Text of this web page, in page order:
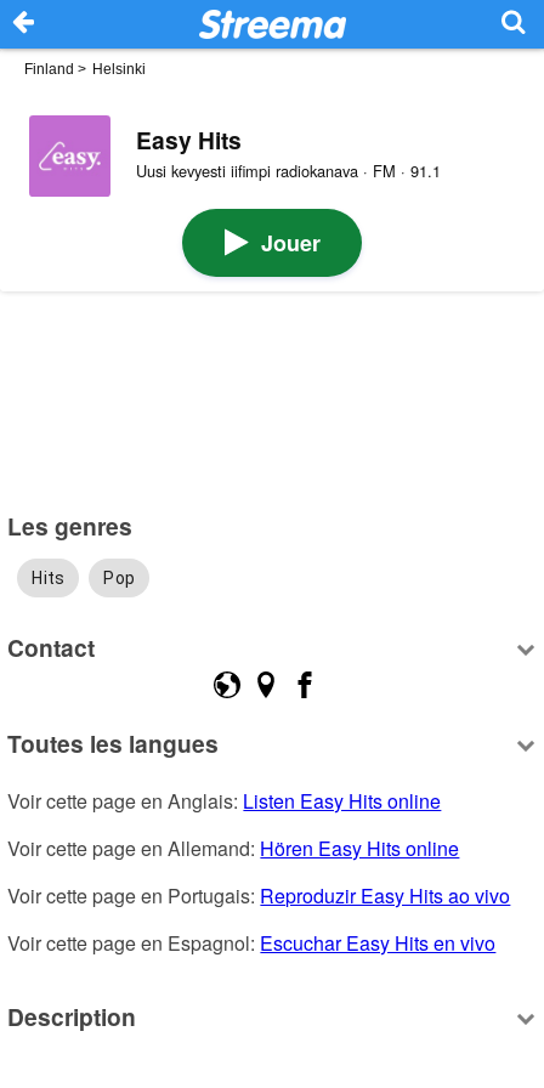
Finland > Helsinki
Easy Hits
Uusi kevyesti iifimpi radiokanava · FM · 91.1
Jouer
Les genres
Hits Pop
Contact
Toutes les langues
Voir cette page en Anglais: Listen Easy Hits online
Voir cette page en Allemand: Hören Easy Hits online
Voir cette page en Portugais: Reproduzir Easy Hits ao vivo
Voir cette page en Espagnol: Escuchar Easy Hits en vivo
Description